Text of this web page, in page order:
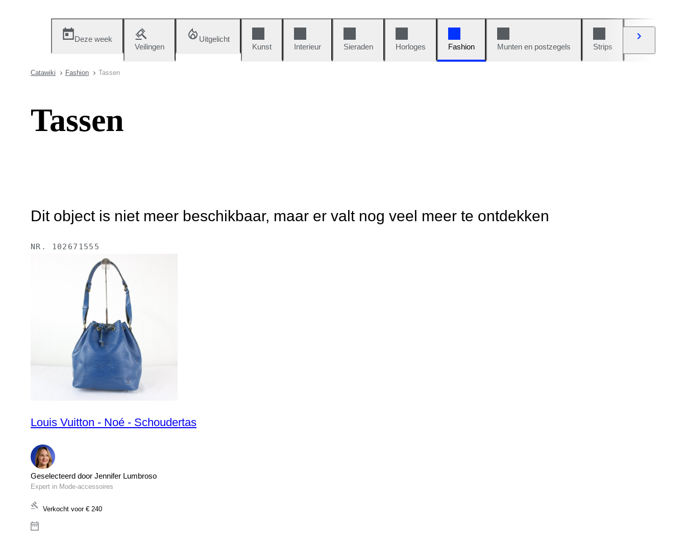
Deze week
Veilingen
Uitgelicht
Kunst
Interieur Sieraden Horloges Fashion Munten en postzegels Strips
Catawiki Fashion Tassen
Tassen
Dit object is niet meer beschikbaar, maar er valt nog veel meer te ontdekken
NR. 102671555
Louis Vuitton - Noé - Schoudertas
Geselecteerd door Jennifer Lumbroso
Expert in Mode-accessoires
Verkocht voor € 240